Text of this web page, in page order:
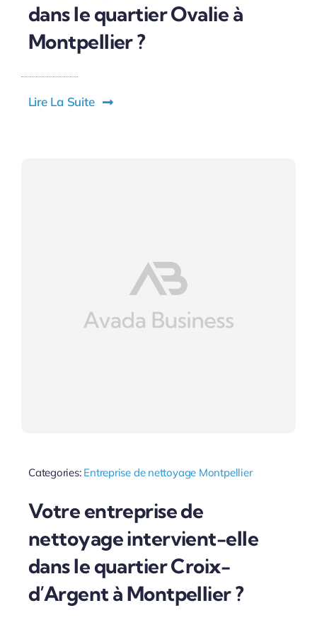
dans le quartier Ovalie à
Montpellier ?
Lire La Suite
Categories: Entreprise de nettoyage Montpellier
Votre entreprise de
nettoyage intervient-elle
dans le quartier Croix-
d’Argent à Montpellier ?